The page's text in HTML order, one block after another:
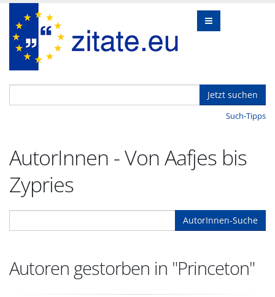
Jetzt suchen
Such-Tipps
AutorInnen - Von Aafjes bis
Zypries
AutorInnen-Suche
Autoren gestorben in "Princeton"